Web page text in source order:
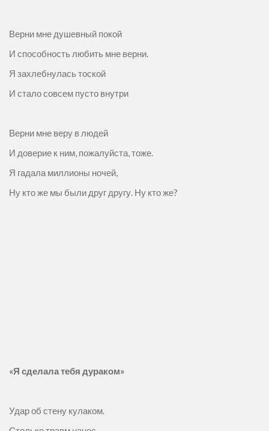
Верни мне душевный покой
И способность любить мне верни.
Я захлебнулась тоской
И стало совсем пусто внутри
Верни мне веру в людей
И доверие к ним, пожалуйста, тоже.
Я гадала миллионы ночей,
Ну кто же мы были друг другу. Ну кто же?
«Я сделала тебя дураком»
Удар об стену кулаком.